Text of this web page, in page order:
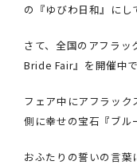
の『ゆびわ日和』にし
さて、全国のアフラ
Bride Fair』を開催中で
フェア中にアフラッ
側に幸せの宝石『ブル
おふたりの誓いの言葉